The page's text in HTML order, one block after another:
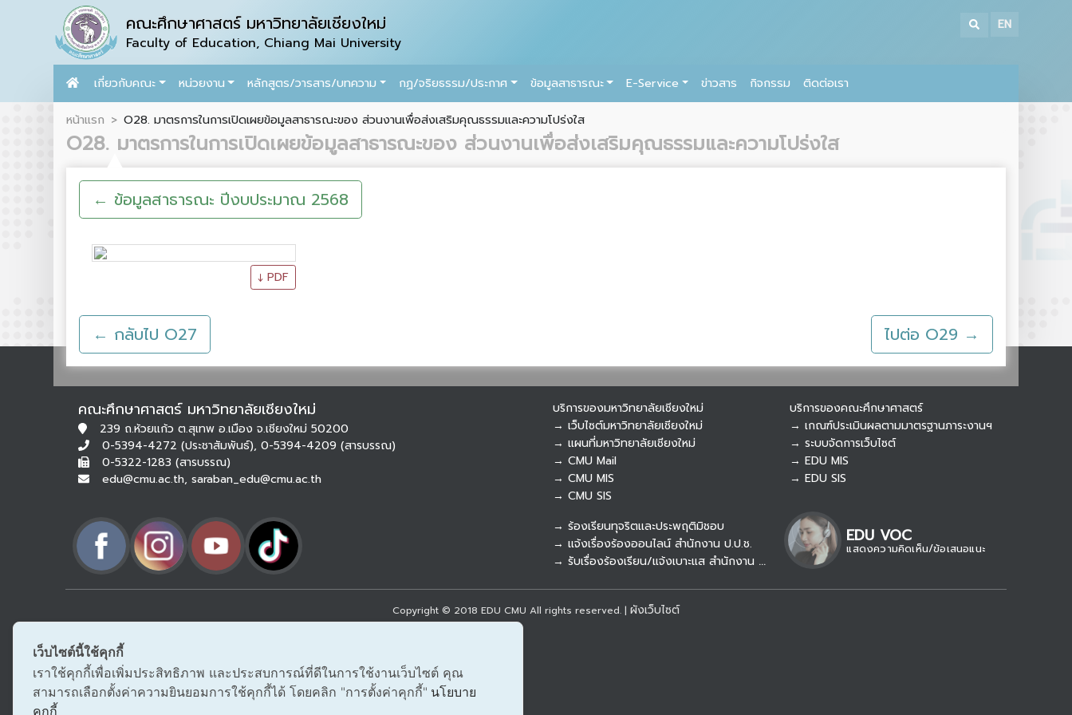
คณะศึกษาศาสตร์ มหาวิทยาลัยเชียงใหม่
Faculty of Education, Chiang Mai University
EN
เกี่ยวกับคณะ หน่วยงาน หลักสูตร/วารสาร/บทความ กฏ/จริยธรรม/ประกาศ ข้อมูลสาธารณะ E-Service ข่าวสาร กิจกรรม ติดต่อเรา
หน้าแรก O28. มาตรการในการเปิดเผยข้อมูลสาธารณะของ ส่วนงานเพื่อส่งเสริมคุณธรรมและความโปร่งใส
O28. มาตรการในการเปิดเผยข้อมูลสาธารณะของ ส่วนงานเพื่อส่งเสริมคุณธรรมและความโปร่งใส
← ข้อมูลสาธารณะ ปีงบประมาณ 2568
↓ PDF
← กลับไป O27 ไปต่อ O29 →
คณะศึกษาศาสตร์ มหาวิทยาลัยเชียงใหม่
239 ถ.ห้วยแก้ว ต.สุเทพ อ.เมือง จ.เชียงใหม่ 50200
0-5394-4272 (ประชาสัมพันธ์), 0-5394-4209 (สารบรรณ)
0-5322-1283 (สารบรรณ)
edu@cmu.ac.th, saraban_edu@cmu.ac.th
บริการของมหาวิทยาลัยเชียงใหม่
→ เว็บไซต์มหาวิทยาลัยเชียงใหม่
→ แผนที่มหาวิทยาลัยเชียงใหม่
→ CMU Mail
→ CMU MIS
→ CMU SIS
บริการของคณะศึกษาศาสตร์
→ เกณฑ์ประเมินผลตามมาตรฐานภาระงานฯ
→ ระบบจัดการเว็บไซต์
→ EDU MIS
→ EDU SIS
→ ร้องเรียนทุจริตและประพฤติมิชอบ
→ แจ้งเรื่องร้องออนไลน์ สำนักงาน ป.ป.ช.
→ รับเรื่องร้องเรียน/แจ้งเบาะแส สำนักงาน ป.ป.ท.
EDU VOC
แสดงความคิดเห็น/ข้อเสนอแนะ
Copyright © 2018 EDU CMU All rights reserved. | ผังเว็บไซต์
Botnoi Assistant
Connecting…
เว็บไซต์นี้ใช้คุกกี้
เราใช้คุกกี้เพื่อเพิ่มประสิทธิภาพ และประสบการณ์ที่ดีในการใช้งานเว็บไซต์ คุณ
สามารถเลือกตั้งค่าความยินยอมการใช้คุกกี้ได้ โดยคลิก "การตั้งค่าคุกกี้" นโยบาย
คุกกี้